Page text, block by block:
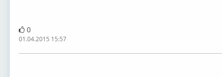
0
01.04.2015 15:57